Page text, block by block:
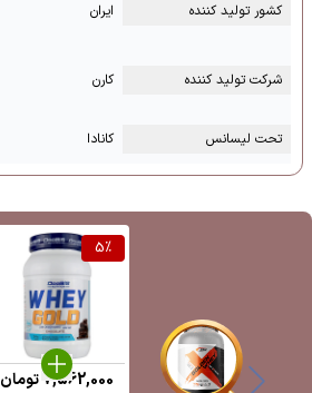
کشور تولید کننده ایران
شرکت تولید کننده کارن
تحت لیسانس کانادا
5%
7,562,000تومان